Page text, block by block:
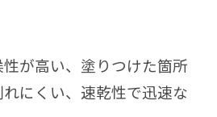
が高い、塗りつけた箇所
にくい、速乾性で迅速な